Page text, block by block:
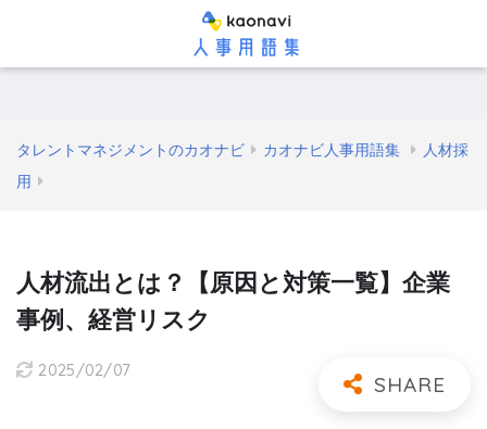
タレントマネジメントのカオナビ カオナビ人事用語集
人材採
用
人材流出とは？【原因と対策一覧】企業
事例、経営リスク
2025/02/07